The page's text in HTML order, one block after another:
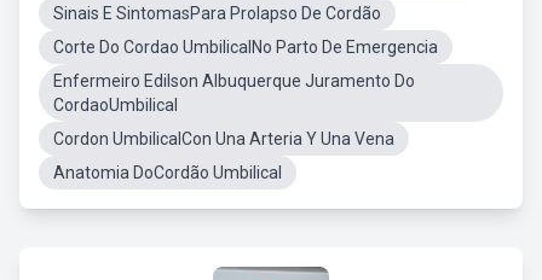
Sinais E SintomasPara Prolapso De Cordão
Corte Do Cordao UmbilicalNo Parto De Emergencia
Enfermeiro Edilson Albuquerque Juramento Do
CordaoUmbilical
Cordon UmbilicalCon Una Arteria Y Una Vena
Anatomia DoCordão Umbilical